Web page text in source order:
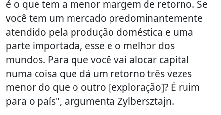
é o que tem a menor margem de retorno. Se
você tem um mercado predominantemente
atendido pela produção doméstica e uma
parte importada, esse é o melhor dos
mundos. Para que você vai alocar capital
numa coisa que dá um retorno três vezes
menor do que o outro [exploração]? É ruim
para o país", argumenta Zylbersztajn.